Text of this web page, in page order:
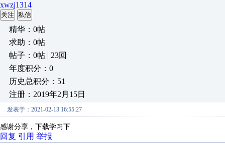
xwzj1314
关注 私信
精华：0帖
求助：0帖
帖子：0帖 | 23回
年度积分：0
历史总积分：51
注册：2019年2月15日
发表于：2021-02-13 16:55:27
感谢分享，下载学习下
回复 引用 举报